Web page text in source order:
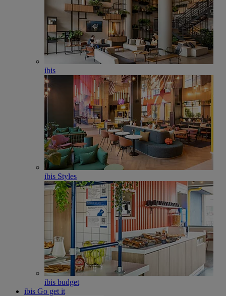
ibis
ibis Styles
ibis budget
ibis Go get it